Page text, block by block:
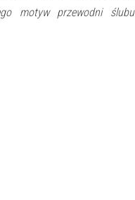
motyw przewodni ślubu